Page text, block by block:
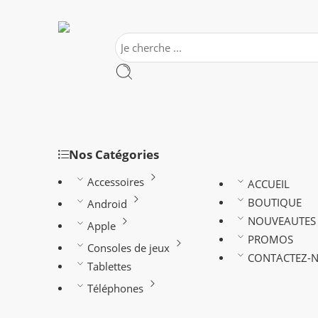
Nos Catégories
Accessoires
Android
Apple
Consoles de jeux
Tablettes
Téléphones
ACCUEIL
BOUTIQUE
NOUVEAUTES
PROMOS
CONTACTEZ-